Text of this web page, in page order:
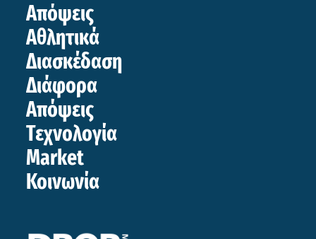
Απόψεις
Αθλητικά
Διασκέδαση
Διάφορα
Απόψεις
Τεχνολογία
Market
Κοινωνία